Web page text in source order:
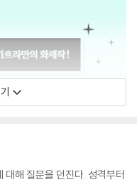
대해 질문을 던진다. 성격부터